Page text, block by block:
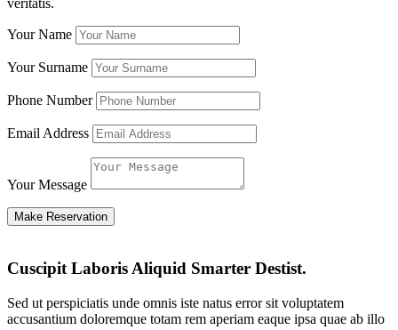
veritatis.
Your Name
Your Surname
Phone Number
Email Address
Your Message
Make Reservation
Cuscipit Laboris Aliquid Smarter Destist.
Sed ut perspiciatis unde omnis iste natus error sit voluptatem
accusantium doloremque totam rem aperiam eaque ipsa quae ab illo